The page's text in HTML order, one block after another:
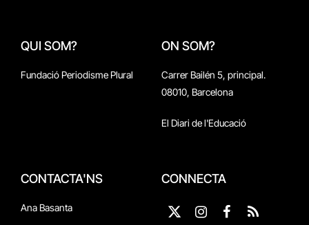
QUI SOM?
Fundació Periodisme Plural
ON SOM?
Carrer Bailén 5, principal.
08010, Barcelona
El Diari de l'Educació
CONTACTA'NS
Ana Basanta
CONNECTA
X
InstagramFacebook
RSS